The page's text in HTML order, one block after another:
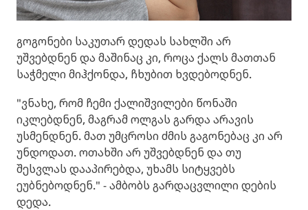
გოგონები საკუთარ დედას სახლში არ
უშვებდნენ და მაშინაც კი, როცა ქალს მათთან
საჭმელი მიჰქონდა, ჩხუბით ხვდებოდნენ.
"ვნახე, რომ ჩემი ქალიშვილები წონაში
იკლებდნენ, მაგრამ ოლგას გარდა არავის
უსმენდნენ. მათ უმცროსი ძმის გაგონებაც კი არ
უნდოდათ. ოთახში არ უშვებდნენ და თუ
შესვლას დააპირებდა, უხამს სიტყვებს
ეუბნებოდნენ." - ამბობს გარდაცვლილი დების
დედა.